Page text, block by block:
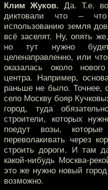
Клим Жуков. Да. Т.е.
диктовали что –
использованию земля
всё заселят. Ну, опять
но тут нужно
целенаправленно, или
оказалась около нового
центра. Например,
раньше не было. Точнее,
село Москву бояр
город, туда
строители, которых
поедут возы,
переволакивать через
строить дороги. И там
какой-нибудь Москва-
это же нужно новый
возможно.